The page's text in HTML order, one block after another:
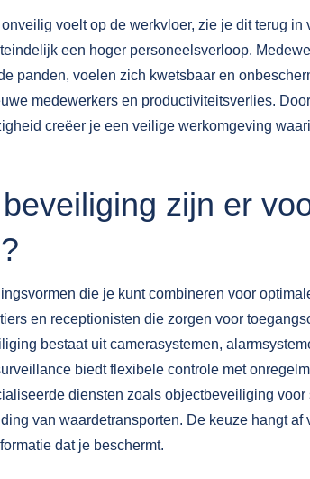
voelt op de werkvloer, zie je dit terug in
een hoger personeelsverloop.
panden, voelen zich kwetsbaar en
medewerkers en productiviteitsverlies.
creëer je een veilige werkomgeving
zijn er
die je kunt combineren voor
en receptionisten die zorgen voor
bestaat uit camerasystemen,
biedt flexibele controle met
diensten zoals objectbeveiliging voor
van waardetransporten. De keuze hangt af
dat je beschermt.